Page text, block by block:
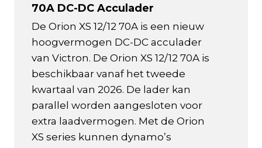
70A DC-DC Acculader
De Orion XS 12/12 70A is een nieuw
hoogvermogen DC-DC acculader
van Victron. De Orion XS 12/12 70A is
beschikbaar vanaf het tweede
kwartaal van 2026. De lader kan
parallel worden aangesloten voor
extra laadvermogen. Met de Orion
XS series kunnen dynamo’s